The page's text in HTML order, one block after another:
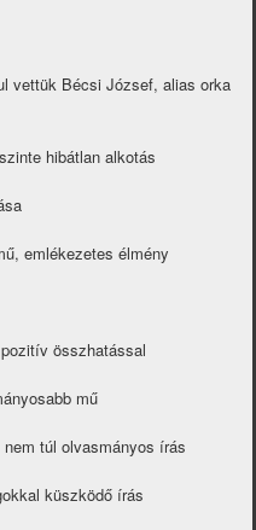
vettük Bécsi József, alias orka
hibátlan alkotás
emlékezetes élmény
összhatással
mű
túl olvasmányos írás
küszködő írás